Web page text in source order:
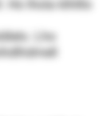
Ho lhola klhlllo
Lho